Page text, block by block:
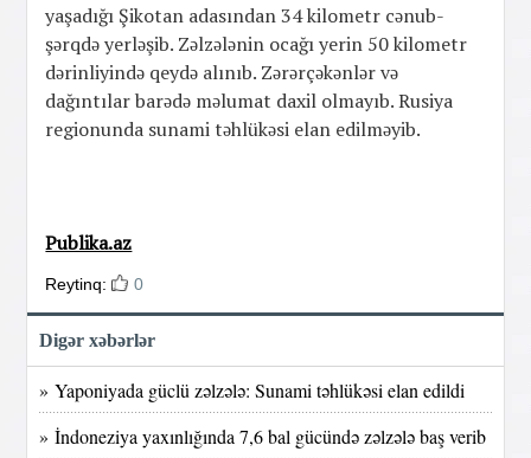
yaşadığı Şikotan adasından 34 kilometr cənub-
şərqdə yerləşib. Zəlzələnin ocağı yerin 50 kilometr
dərinliyində qeydə alınıb. Zərərçəkənlər və
dağıntılar barədə məlumat daxil olmayıb. Rusiya
regionunda sunami təhlükəsi elan edilməyib.
Publika.az
Reytinq: 0
Digər xəbərlər
» Yaponiyada güclü zəlzələ: Sunami təhlükəsi elan edildi
» İndoneziya yaxınlığında 7,6 bal gücündə zəlzələ baş verib